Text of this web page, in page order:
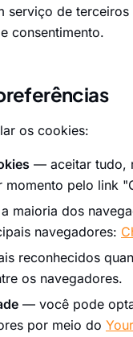
serviço de
consentimento.
os cookies:
— aceitar tudo,
momento pelo link
maioria dos
navegadores:
reconhecidos
os navegadores.
— você pode
por meio do